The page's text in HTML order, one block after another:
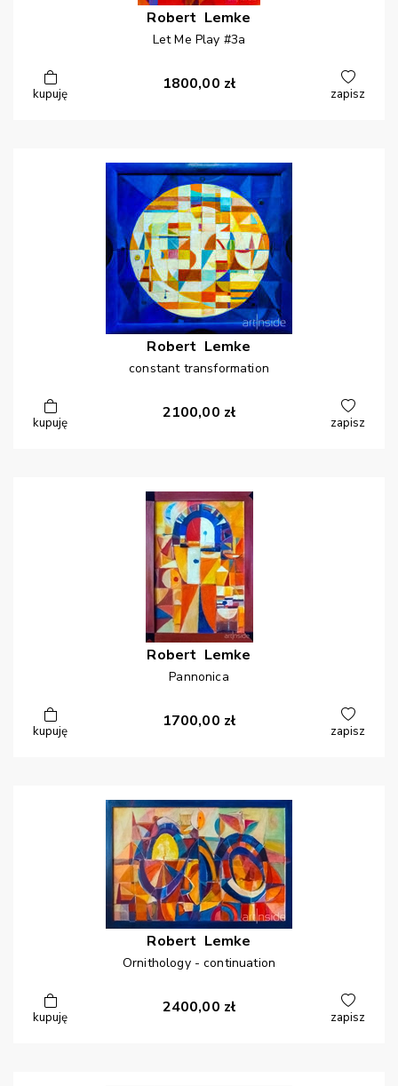
Robert Lemke
Let Me Play #3a
kupuję
1800,00 zł
zapisz
Robert Lemke
constant transformation
kupuję
2100,00 zł
zapisz
Robert Lemke
Pannonica
kupuję
1700,00 zł
zapisz
Robert Lemke
Ornithology - continuation
kupuję
2400,00 zł
zapisz